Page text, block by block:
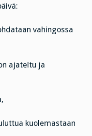
vahingossa
ajateltu ja
kuolemastaan